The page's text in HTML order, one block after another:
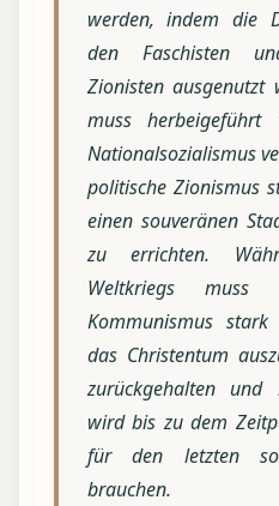
werden, indem die
den Faschisten
Zionisten ausgenutzt
muss
Nationalsozialismus
politische Zionismus
einen souveränen
zu errichten.
Weltkriegs muss
Kommunismus
das Christentum
zurückgehalten und
wird bis zu dem
für den letzten
brauchen.